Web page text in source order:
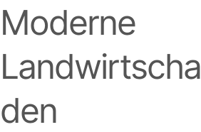
Moderne
den